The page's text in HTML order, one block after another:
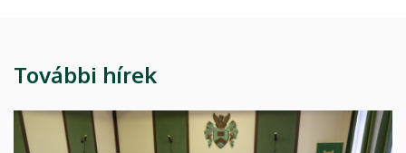
További hírek